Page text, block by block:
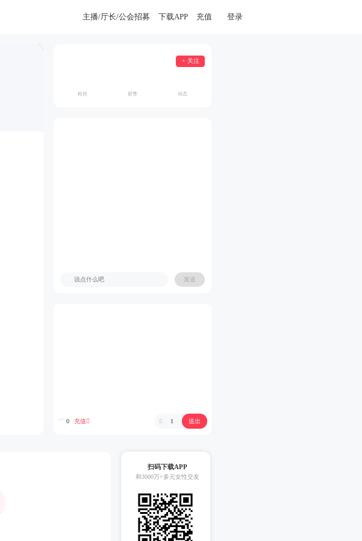
主播/厅长/公会招募 下载APP 充值 登录
+ 关注
粉丝 获赞 动态
发送
0 充值  1 送出
扫码下载APP
和3000万+多元女性交友